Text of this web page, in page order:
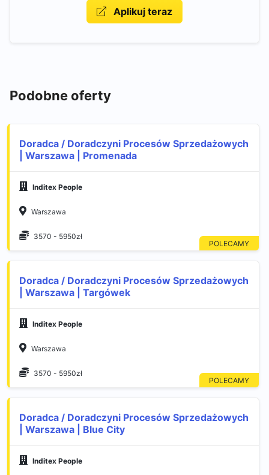
Aplikuj teraz
Podobne oferty
Doradca / Doradczyni Procesów Sprzedażowych
| Warszawa | Promenada
Inditex People
Warszawa
3570 - 5950zł
Doradca / Doradczyni Procesów Sprzedażowych
| Warszawa | Targówek
Inditex People
Warszawa
3570 - 5950zł
Doradca / Doradczyni Procesów Sprzedażowych
| Warszawa | Blue City
Inditex People